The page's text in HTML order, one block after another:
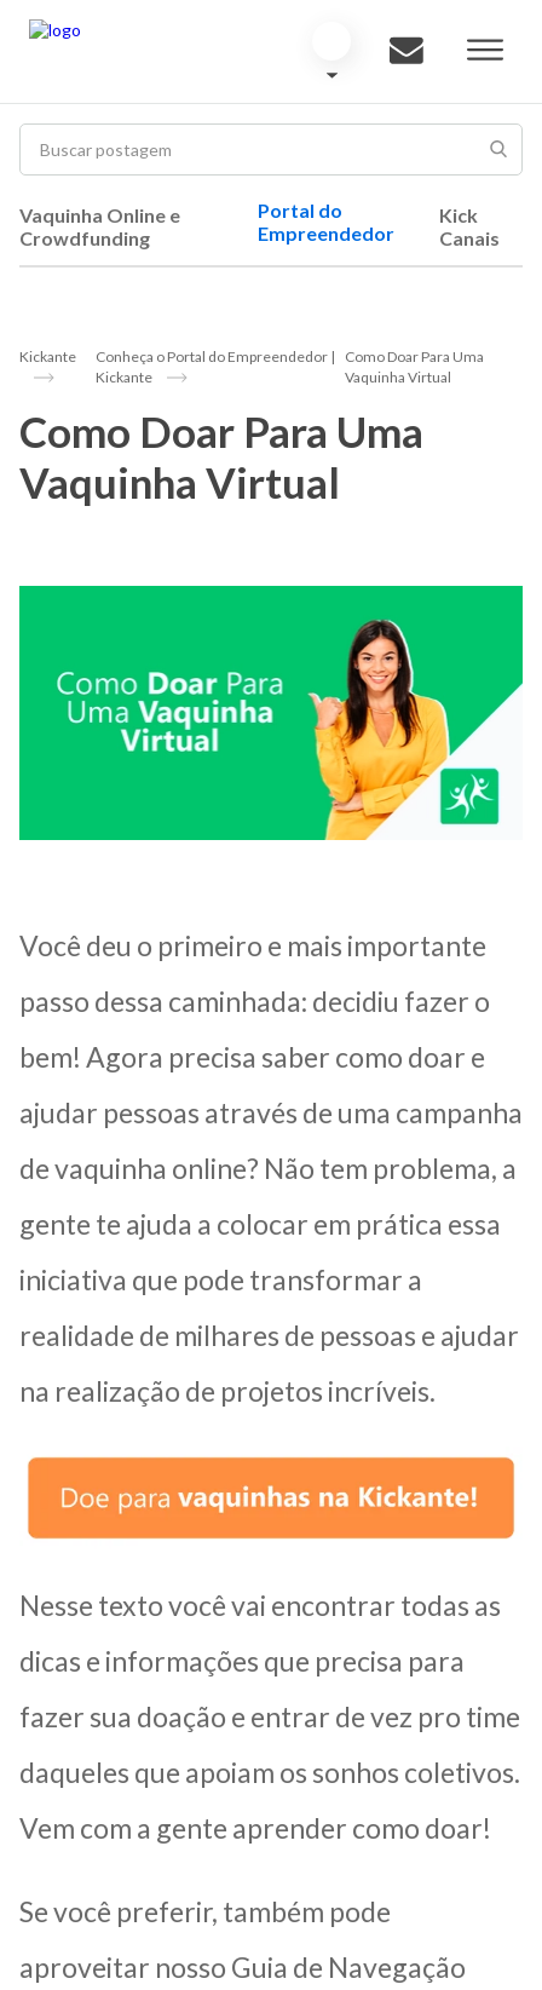
Vaquinha Online e
Crowdfunding
Portal do
Empreendedor
Kick
Canais
Kickante
Conheça o Portal do Empreendedor |
Kickante
Como Doar Para Uma
Vaquinha Virtual
Como Doar Para Uma
Vaquinha Virtual
Você deu o primeiro e mais importante
passo dessa caminhada: decidiu fazer o
bem! Agora precisa saber como doar e
ajudar pessoas através de uma campanha
de vaquinha online? Não tem problema, a
gente te ajuda a colocar em prática essa
iniciativa que pode transformar a
realidade de milhares de pessoas e ajudar
na realização de projetos incríveis.
Nesse texto você vai encontrar todas as
dicas e informações que precisa para
fazer sua doação e entrar de vez pro time
daqueles que apoiam os sonhos coletivos.
Vem com a gente aprender como doar!
Se você preferir, também pode
aproveitar nosso Guia de Navegação